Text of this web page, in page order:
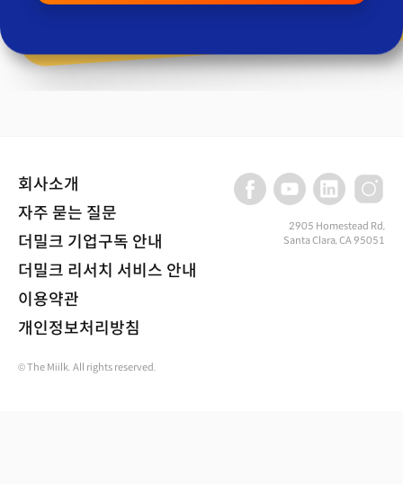
회사소개
자주 묻는 질문
더밀크 기업구독 안내
더밀크 리서치 서비스 안내
이용약관
개인정보처리방침
2905 Homestead Rd,
Santa Clara, CA 95051
© The Miilk. All rights reserved.